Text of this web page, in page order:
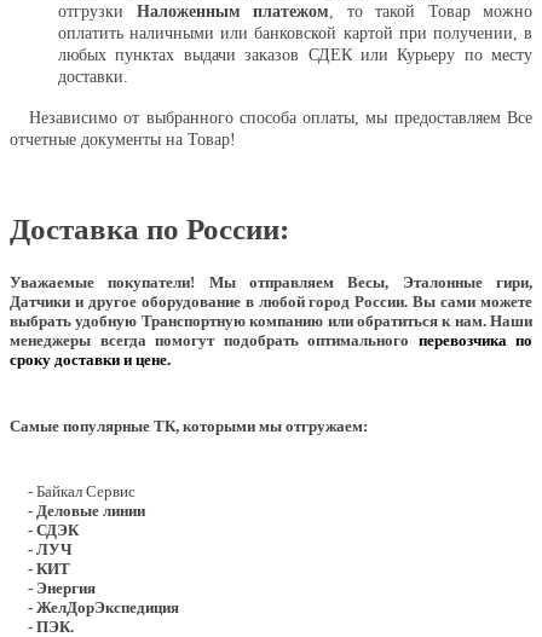
отгрузки Наложенным платежом , то такой Товар можно
оплатить наличными или банковской картой при получении, в
любых пунктах выдачи заказов СДЕК или Курьеру по месту
доставки.
Независимо от выбранного способа оплаты, мы предоставляем Все
отчетные документы на Товар!
Доставка по России:
Уважаемые покупатели! Мы отправляем Весы, Эталонные гири,
Датчики и другое оборудование в любой город России. Вы сами можете
выбрать удобную Транспортную компанию или обратиться к нам. Наши
менеджеры всегда помогут подобрать оптимального перевозчика по
сроку доставки и цене.
Самые популярные ТК, которыми мы отгружаем:
- Байкал Сервис
- Деловые линии
- СДЭК
- ЛУЧ
- КИТ
- Энергия
- ЖелДорЭкспедиция
- ПЭК.